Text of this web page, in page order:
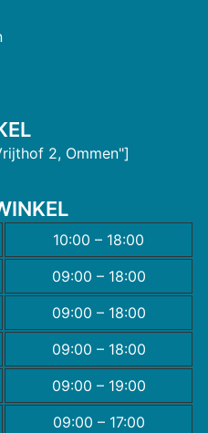
2, Ommen"]
10:00 – 18:00
09:00 – 18:00
09:00 – 18:00
09:00 – 18:00
09:00 – 19:00
09:00 – 17:00